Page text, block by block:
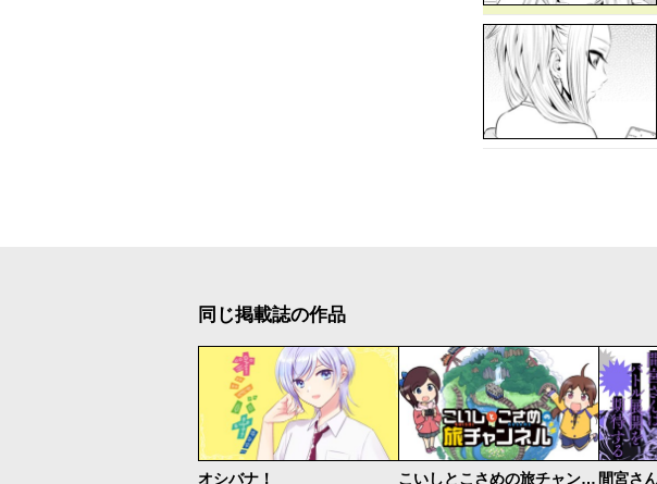
同じ掲載誌の作品
オシバナ！ こいしとこさめの旅チャンネル